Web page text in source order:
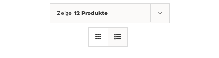
Zeige 12 Produkte